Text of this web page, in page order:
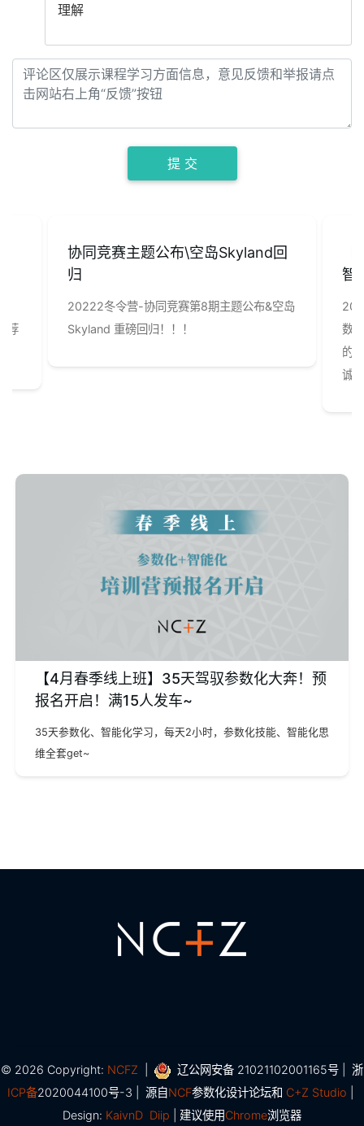
理解
提 交
荐
协同竞赛主题公布\空岛Skyland回
归
20222冬令营-协同竞赛第8期主题公布&空岛
Skyland 重磅回归！！！
智
数
的
诚。
【4月春季线上班】35天驾驭参数化大奔！预
报名开启！满15人发车~
35天参数化、智能化学习，每天2小时，参数化技能、智能化思
维全套get~
© 2026 Copyright: NCFZ 辽公网安备 21021102001165号 |
浙
ICP备2020044100号-3 | 源自NCF参数化设计论坛和 C+Z Studio
Design: KaivnD Diip | 建议使用Chrome浏览器